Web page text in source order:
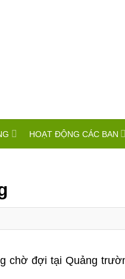
HOẠT ĐỘNG CÁC BAN
chờ đợi tại Quảng